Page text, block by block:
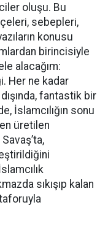
oluşu. Bu
sebepleri,
konusu
birincisiyle
alacağım:
Her ne kadar
fantastik bir
İslamcılığın sonu
üretilen
sıkışıp kalan